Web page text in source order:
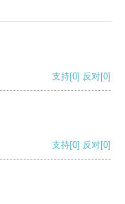
支持[0] 反对[0]
支持[0] 反对[0]